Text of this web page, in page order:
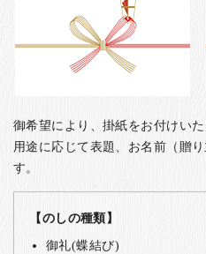
御希望により、掛紙をお付けいた
用途に応じて表題、お名前（贈
す。
【のしの種類】
御礼(蝶結び)